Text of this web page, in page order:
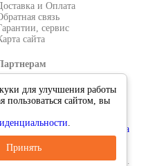
и Оплата
связь
сервис
сайта
Условия работы
для улучшения работы
пользоваться сайтом, вы
.
Принять